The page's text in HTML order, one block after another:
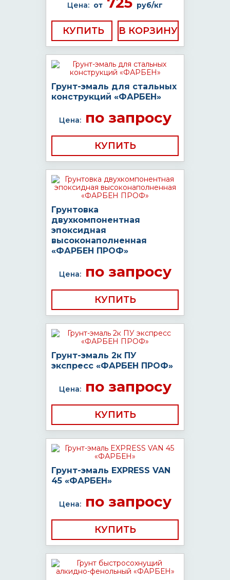
Цена: от руб/кг
КУПИТЬ
Грунт-эмаль для стальных
конструкций «ФАРБЕН»
Цена:по запросу
КУПИТЬ
Грунтовка
двухкомпонентная
эпоксидная
высоконаполненная
«ФАРБЕН ПРОФ»
Цена:по запросу
КУПИТЬ
Грунт-эмаль 2к ПУ
экспресс «ФАРБЕН ПРОФ»
Цена:по запросу
КУПИТЬ
Грунт-эмаль EXPRESS VAN
45 «ФАРБЕН»
Цена:по запросу
КУПИТЬ